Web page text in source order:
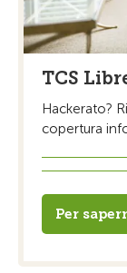
TCS
Hackerato?
copertura
Per